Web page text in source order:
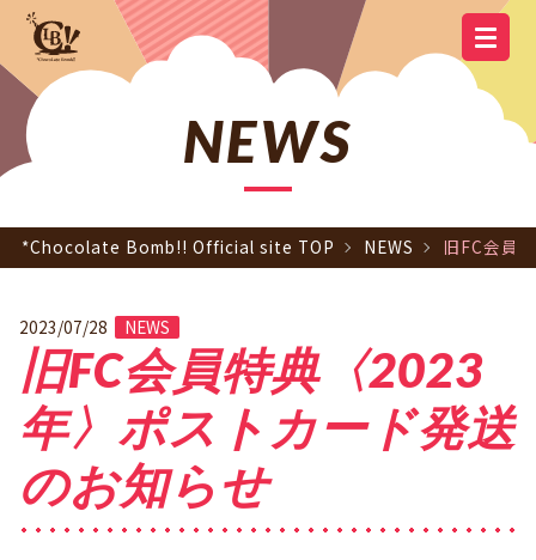
OFFICIAL SITE TOP
SCHEDULE DISCOGRAPHY
GOODS
YOUTUBE OFFICIAL LINE
OFFICIAL
NEWS
*Chocolate Bomb!! Official site TOP NEWS 旧FC会員
2023/07/28 NEWS
旧FC会員特典〈2023
年〉ポストカード発送
のお知らせ